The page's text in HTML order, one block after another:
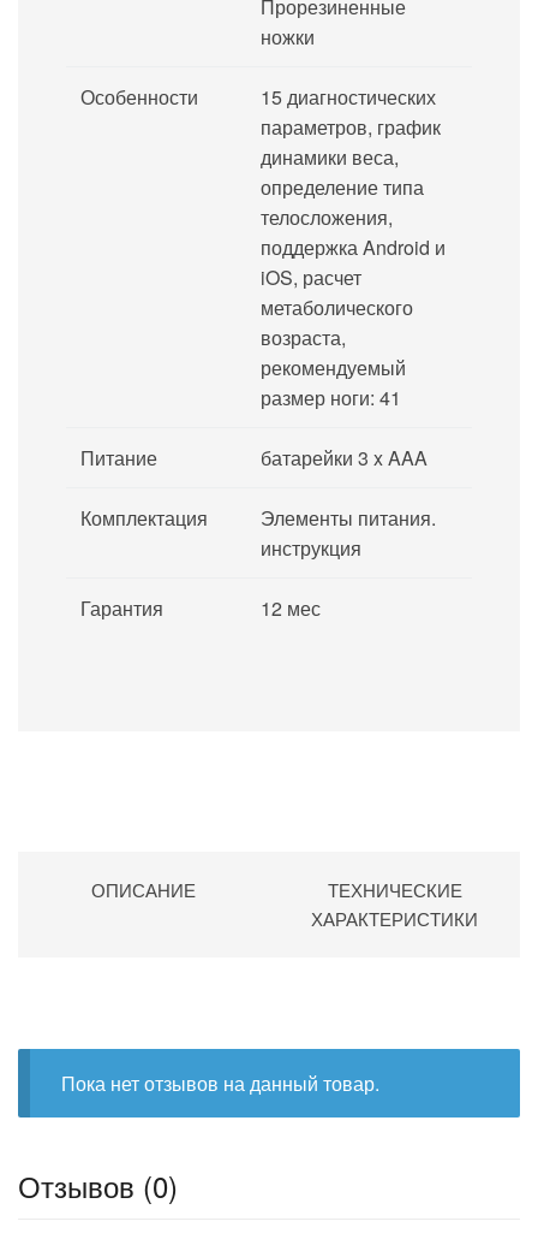
Прорезиненные
ножки
Особенности
15 диагностических
параметров, график
динамики веса,
определение типа
телосложения,
поддержка Android и
iOS, расчет
метаболического
возраста,
рекомендуемый
размер ноги: 41
Питание батарейки 3 x AAA
Комплектация
Элементы питания.
инструкция
Гарантия 12 мес
ОПИСАНИЕ
ТЕХНИЧЕСКИЕ
ХАРАКТЕРИСТИКИ
Пока нет отзывов на данный товар.
Отзывов (0)